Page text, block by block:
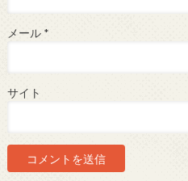
メール *
サイト